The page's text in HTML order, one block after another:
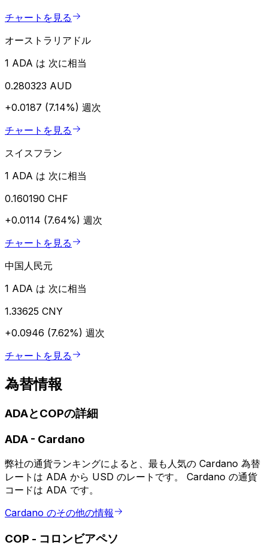
チャートを見る
オーストラリアドル
1 ADA は 次に相当
0.280323 AUD
+0.0187 (7.14%) 週次
チャートを見る
スイスフラン
1 ADA は 次に相当
0.160190 CHF
+0.0114 (7.64%) 週次
チャートを見る
中国人民元
1 ADA は 次に相当
1.33625 CNY
+0.0946 (7.62%) 週次
チャートを見る
為替情報
ADAとCOPの詳細
ADA - Cardano
弊社の通貨ランキングによると、最も人気の Cardano 為替
レートは ADA から USD のレートです。 Cardano の通貨
コードは ADA です。
Cardano のその他の情報
COP - コロンビアペソ